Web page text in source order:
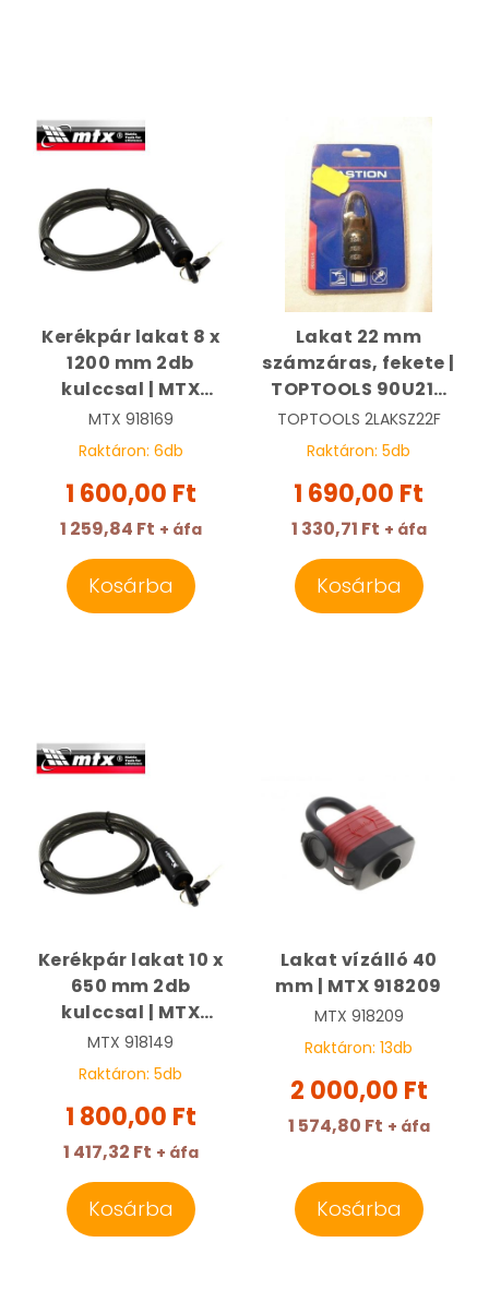
Kerékpár lakat 8 x
1200 mm 2db
kulccsal | MTX
918169
MTX 918169
Raktáron: 6db
1 600,00 Ft
1 259,84 Ft + áfa
Kosárba
Lakat 22 mm
számzáras, fekete |
TOPTOOLS 90U214
KIFUTOTT
TOPTOOLS 2LAKSZ22F
Raktáron: 5db
1 690,00 Ft
1 330,71 Ft + áfa
Kosárba
Kerékpár lakat 10 x
650 mm 2db
kulccsal | MTX
918149
MTX 918149
Raktáron: 5db
1 800,00 Ft
1 417,32 Ft + áfa
Kosárba
Lakat vízálló 40
mm | MTX 918209
MTX 918209
Raktáron: 13db
2 000,00 Ft
1 574,80 Ft + áfa
Kosárba